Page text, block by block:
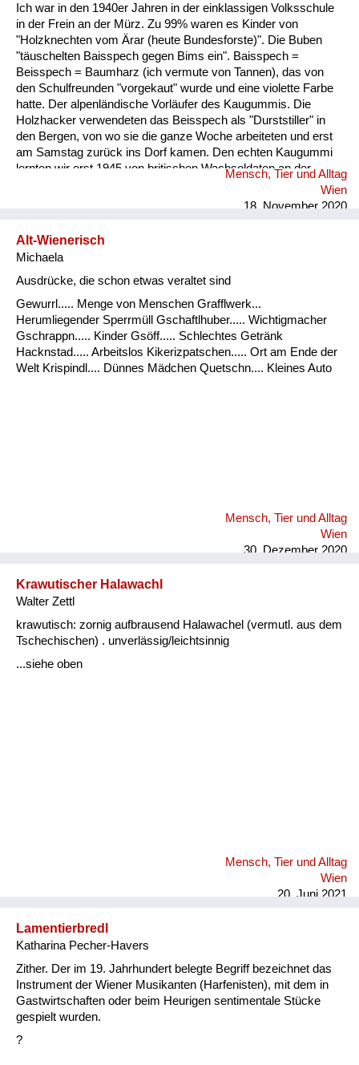
Ich war in den 1940er Jahren in der einklassigen Volksschule
in der Frein an der Mürz. Zu 99% waren es Kinder von
"Holzknechten vom Ärar (heute Bundesforste)". Die Buben
"täuschelten Baisspech gegen Bims ein". Baisspech =
Beisspech = Baumharz (ich vermute von Tannen), das von
den Schulfreunden "vorgekaut" wurde und eine violette Farbe
hatte. Der alpenländische Vorläufer des Kaugummis. Die
Holzhacker verwendeten das Beisspech als "Durststiller" in
den Bergen, von wo sie die ganze Woche arbeiteten und erst
am Samstag zurück ins Dorf kamen. Den echten Kaugummi
lernten wir erst 1945 von britischen Wachsoldaten an der
Grenze derBritischen Besatzungszone ihren Dienst versahen,
kennen. Hin und wieder bekamen wir von ihnen solchen
Lahnsattel. ...
Mensch, Tier und Alltag
Wien
18. November 2020
Alt-Wienerisch
Michaela
Ausdrücke, die schon etwas veraltet sind
Gewurrl..... Menge von Menschen Grafflwerk...
Herumliegender Sperrmüll Gschaftlhuber..... Wichtigmacher
Gschrappn..... Kinder Gsöff..... Schlechtes Getränk
Hacknstad..... Arbeitslos Kikerizpatschen..... Ort am Ende der
Welt Krispindl.... Dünnes Mädchen Quetschn.... Kleines Auto
Mensch, Tier und Alltag
Wien
30. Dezember 2020
Krawutischer Halawachl
Walter Zettl
krawutisch: zornig aufbrausend Halawachel (vermutl. aus dem
Tschechischen) . unverlässig/leichtsinnig
...siehe oben
Mensch, Tier und Alltag
Wien
20. Juni 2021
Lamentierbredl
Katharina Pecher-Havers
Zither. Der im 19. Jahrhundert belegte Begriff bezeichnet das
Instrument der Wiener Musikanten (Harfenisten), mit dem in
Gastwirtschaften oder beim Heurigen sentimentale Stücke
gespielt wurden.
?